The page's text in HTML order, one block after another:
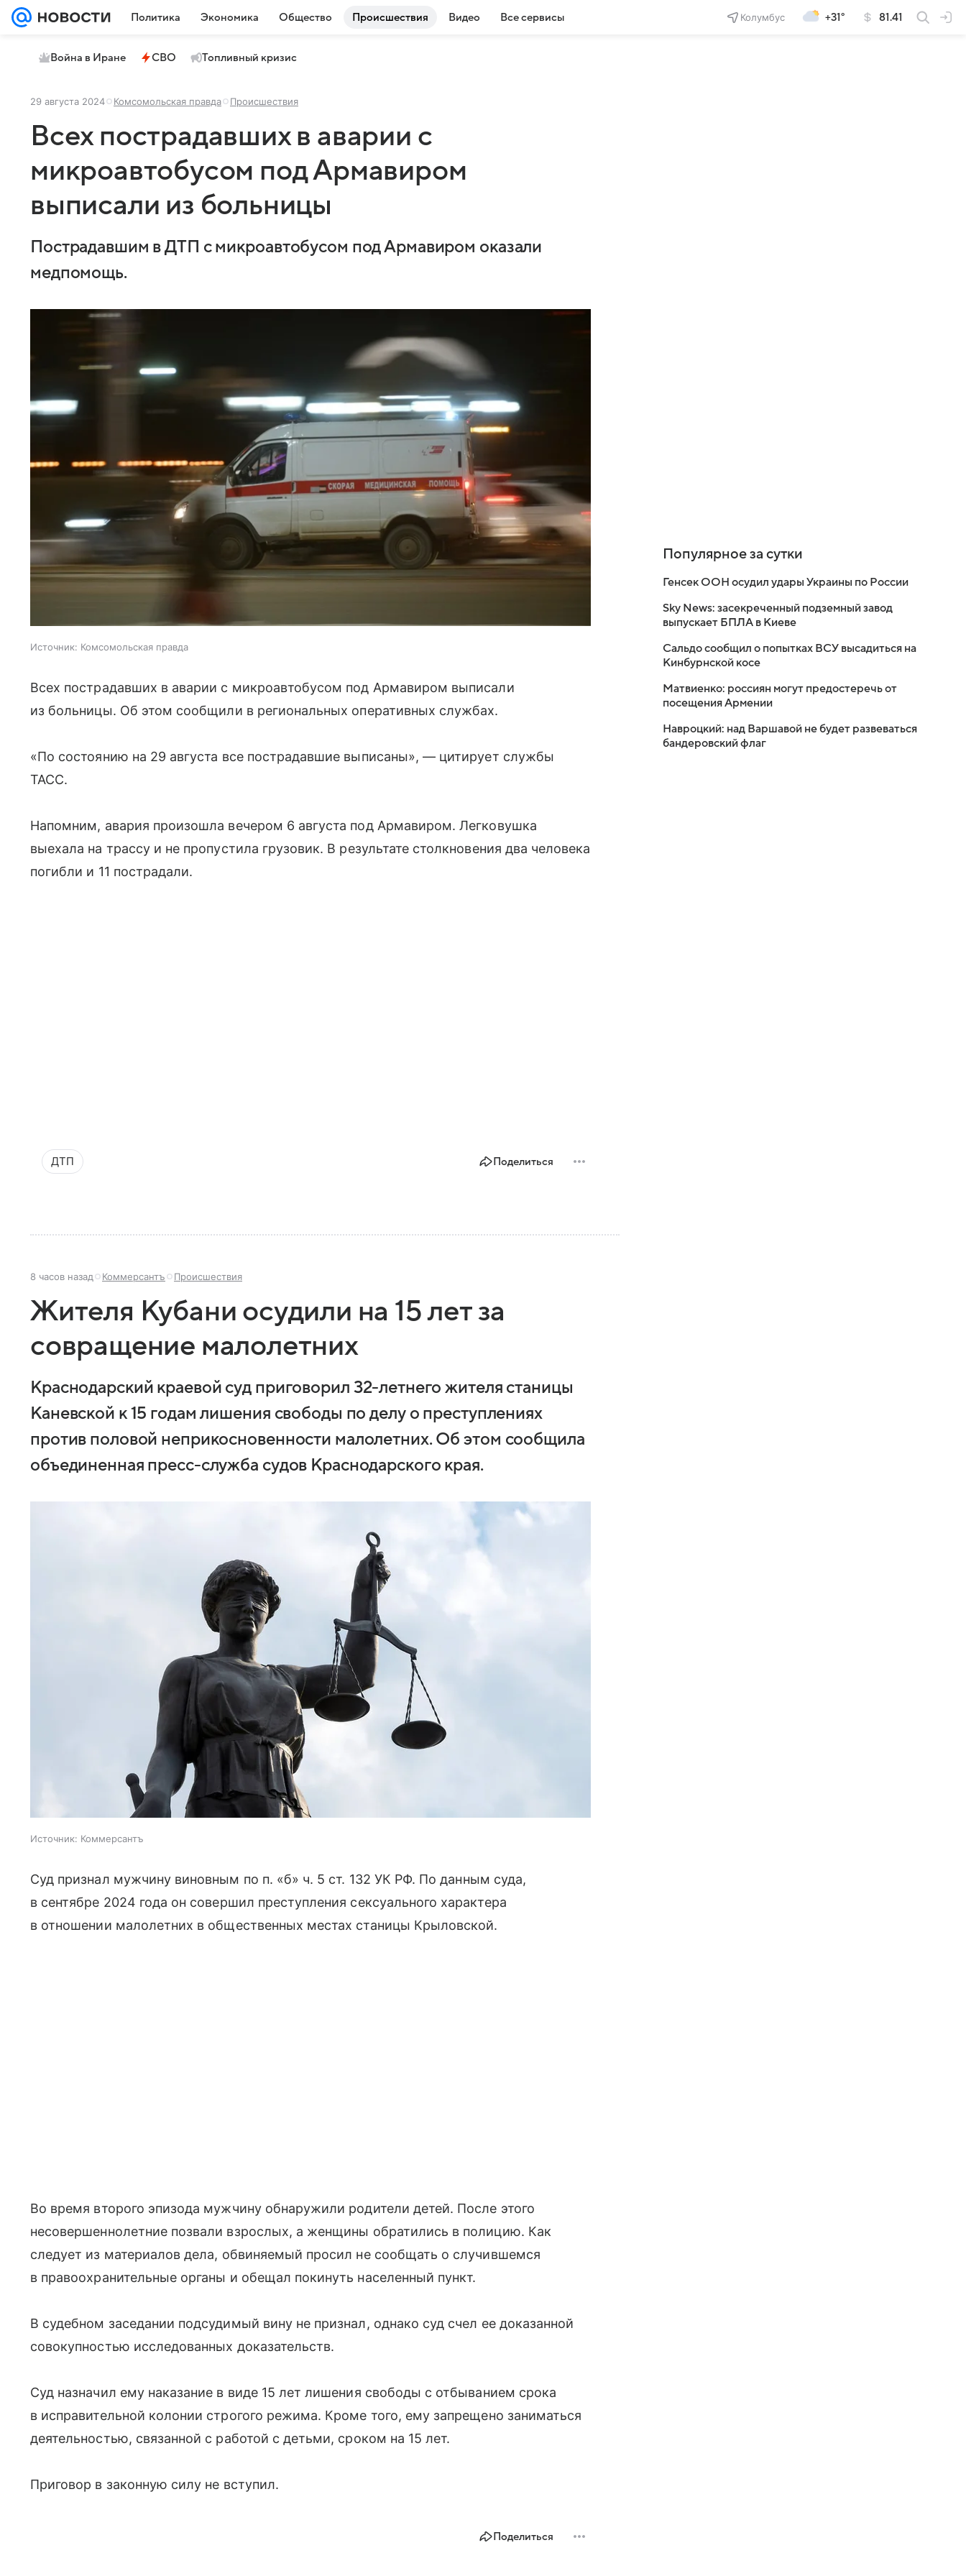
Политика Экономика Общество Происшествия Видео Все сервисы Колумбус +31° 81.41
Война в Иране СВО Топливный кризис
29 августа 2024 Комсомольская правда Происшествия
Всех пострадавших в аварии с
микроавтобусом под Армавиром
выписали из больницы
Пострадавшим в ДТП с микроавтобусом под Армавиром оказали
медпомощь.
Источник: Комсомольская правда
Всех пострадавших в аварии с микроавтобусом под Армавиром выписали
из больницы. Об этом сообщили в региональных оперативных службах.
«По состоянию на 29 августа все пострадавшие выписаны», — цитирует службы
ТАСС.
Напомним, авария произошла вечером 6 августа под Армавиром. Легковушка
выехала на трассу и не пропустила грузовик. В результате столкновения два человека
погибли и 11 пострадали.
ДТП Поделиться
8 часов назад Коммерсантъ Происшествия
Жителя Кубани осудили на 15 лет за
совращение малолетних
Краснодарский краевой суд приговорил 32-летнего жителя станицы
Каневской к 15 годам лишения свободы по делу о преступлениях
против половой неприкосновенности малолетних. Об этом сообщила
объединенная пресс-служба судов Краснодарского края.
Источник: Коммерсантъ
Суд признал мужчину виновным по п. «б» ч. 5 ст. 132 УК РФ. По данным суда,
в сентябре 2024 года он совершил преступления сексуального характера
в отношении малолетних в общественных местах станицы Крыловской.
Во время второго эпизода мужчину обнаружили родители детей. После этого
несовершеннолетние позвали взрослых, а женщины обратились в полицию. Как
следует из материалов дела, обвиняемый просил не сообщать о случившемся
в правоохранительные органы и обещал покинуть населенный пункт.
В судебном заседании подсудимый вину не признал, однако суд счел ее доказанной
совокупностью исследованных доказательств.
Суд назначил ему наказание в виде 15 лет лишения свободы с отбыванием срока
в исправительной колонии строгого режима. Кроме того, ему запрещено заниматься
деятельностью, связанной с работой с детьми, сроком на 15 лет.
Приговор в законную силу не вступил.
Поделиться
Популярное за сутки
Генсек ООН осудил удары Украины по России
Sky News: засекреченный подземный завод
выпускает БПЛА в Киеве
Сальдо сообщил о попытках ВСУ высадиться на
Кинбурнской косе
Матвиенко: россиян могут предостеречь от
посещения Армении
Навроцкий: над Варшавой не будет развеваться
бандеровский флаг